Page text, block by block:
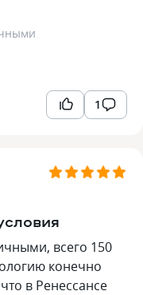
1
всего 150
конечно
в Ренессансе